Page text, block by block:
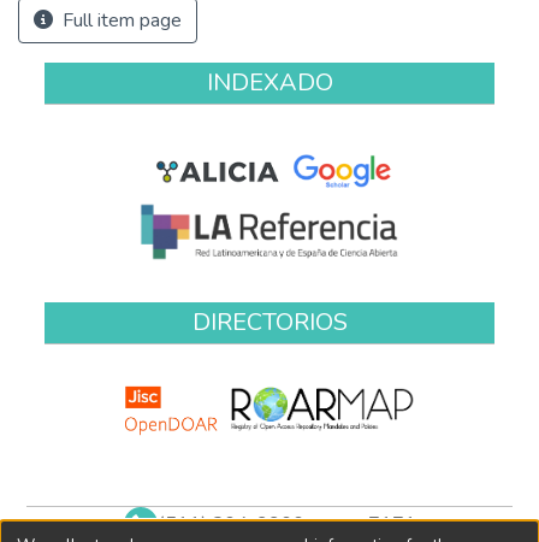
Full item page
INDEXADO
DIRECTORIOS
(511) 204-9900 anexo 7171